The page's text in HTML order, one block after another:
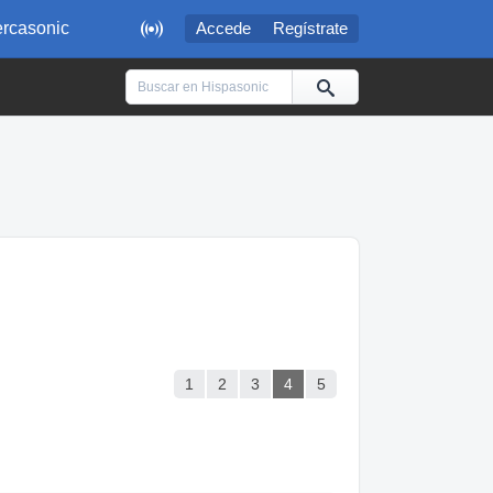
 Accede Regístrate
1 2 3 4 5